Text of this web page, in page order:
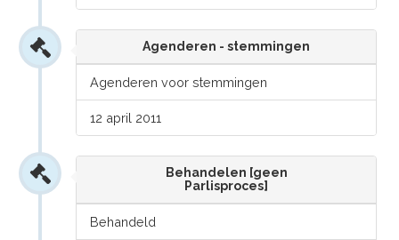
Agenderen - stemmingen
Agenderen voor stemmingen
12 april 2011
Behandelen [geen
Parlisproces]
Behandeld